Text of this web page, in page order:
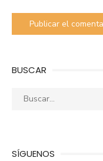
BUSCAR
Buscar:
SÍGUENOS